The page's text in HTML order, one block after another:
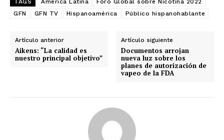
TAGS América Latina
Foro Global sobre Nicotina 2022
GFN
GFN TV Hispanoamérica Público hispanohablante
Artículo anterior
Aikens: “La calidad es
nuestro principal objetivo”
Artículo siguiente
Documentos arrojan
nueva luz sobre los
planes de autorización de
vapeo de la FDA